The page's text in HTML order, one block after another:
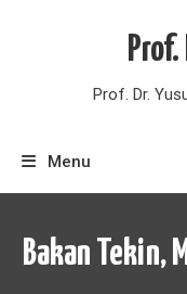
Prof. Dr.
Menu
Bakan Tekin,